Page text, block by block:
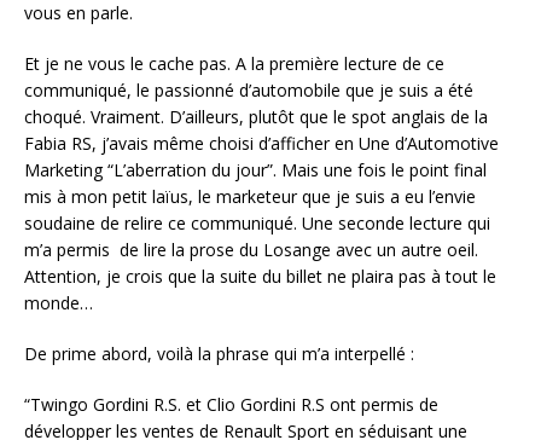
vous en parle.
Et je ne vous le cache pas. A la première lecture de ce
communiqué, le passionné d’automobile que je suis a été
choqué. Vraiment. D’ailleurs, plutôt que le spot anglais de la
Fabia RS, j’avais même choisi d’afficher en Une d’Automotive
Marketing “L’aberration du jour”. Mais une fois le point final
mis à mon petit laïus, le marketeur que je suis a eu l’envie
soudaine de relire ce communiqué. Une seconde lecture qui
m’a permis de lire la prose du Losange avec un autre oeil.
Attention, je crois que la suite du billet ne plaira pas à tout le
monde…
De prime abord, voilà la phrase qui m’a interpellé :
“Twingo Gordini R.S. et Clio Gordini R.S ont permis de
développer les ventes de Renault Sport en séduisant une